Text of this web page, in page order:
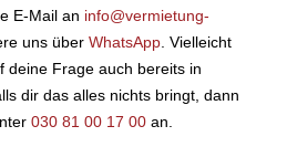
E-Mail an info@vermietung-
uns über WhatsApp. Vielleicht
deine Frage auch bereits in
dir das alles nichts bringt, dann
030 81 00 17 00 an.